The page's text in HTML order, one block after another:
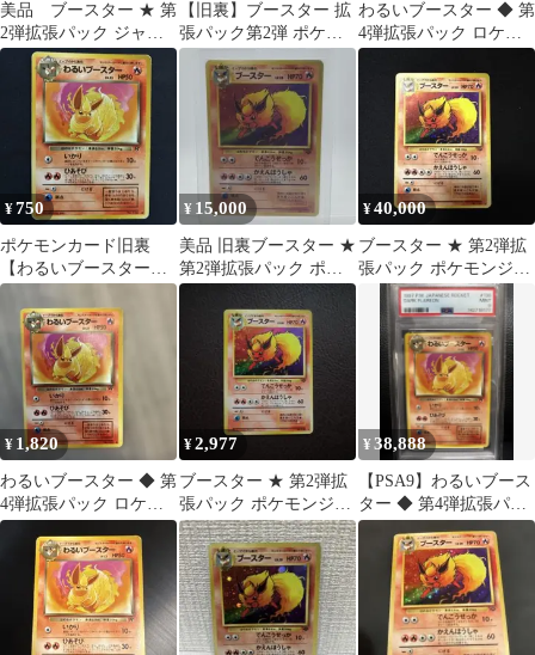
美品 ブースター ★ 第
2弾拡張パック ジャン
グル 旧裏 十字 キ
ラ 希少
【旧裏】ブースター 拡
張パック第2弾 ポケモ
ンジャングル
わるいブースター ◆ 第
4弾拡張パック ロケッ
ト団
¥750
ポケモンカード旧裏
【わるいブースター】
第4弾拡張パック ロケ
ット団
¥ 15,000
美品 旧裏ブースター ★
第2弾拡張パック ポケ
モンジャングル
¥40,000
ブースター ★ 第2弾拡
張パック ポケモンジャ
ングル
¥ 1,820
わるいブースター ◆ 第
4弾拡張パック ロケッ
ト団
¥2,977
ブースター ★ 第2弾拡
張パック ポケモンジャ
ングル ①
¥38,888
【PSA9】わるいブース
ター ◆ 第4弾拡張パッ
ク ロケット団 旧裏